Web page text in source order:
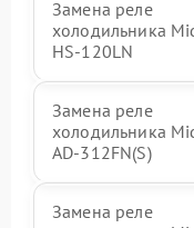
Замена реле
холодильника
HS-120LN
Замена реле
холодильника
AD-312FN(S)
Замена реле